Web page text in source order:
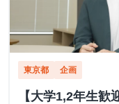
東京都 企画
【大学1,2年生